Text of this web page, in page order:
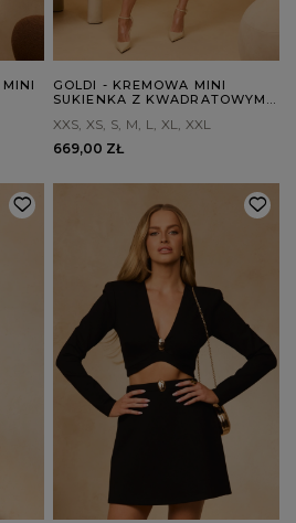
GOLDI - KREMOWA MINI
SUKIENKA Z KWADRATOWYM
XXS XS S M L XL
XXL
669,00 ZŁ